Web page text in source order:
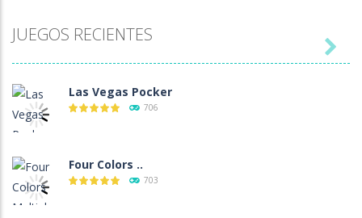
Solitaire Klondike
JUEGOS RECIENTES
Las Vegas Pocker
706
Four Colors ..
703
